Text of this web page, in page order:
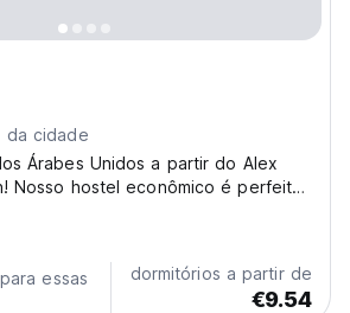
da cidade
Árabes Unidos a partir do Alex
Nosso hostel econômico é perfeito
local e se conectar com
translated from original...
essas
dormitórios a partir de
€9.54